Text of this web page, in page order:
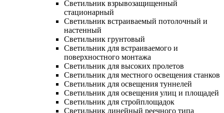
Светильник взрывозащищенный
стационарный
Светильник встраиваемый потолочный и
настенный
Светильник грунтовый
Светильник для встраиваемого и
поверхностного монтажа
Светильник для высоких пролетов
Светильник для местного освещения станков
Светильник для освещения туннелей
Светильник для освещения улиц и площадей
Светильник для стройплощадок
Светильник линейный реечного типа